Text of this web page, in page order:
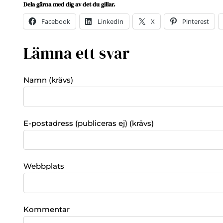
Dela gärna med dig av det du gillar.
Facebook LinkedIn X Pinterest
Lämna ett svar
Namn (krävs)
E-postadress (publiceras ej) (krävs)
Webbplats
Kommentar